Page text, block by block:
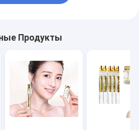
Продукты